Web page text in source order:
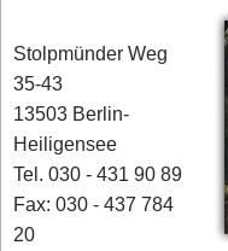
Stolpmünder Weg
35-43
13503 Berlin-
Heiligensee
Tel. 030 - 431 90 89
Fax: 030 - 437 784
20